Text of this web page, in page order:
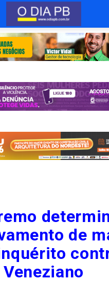
de
Veneziano